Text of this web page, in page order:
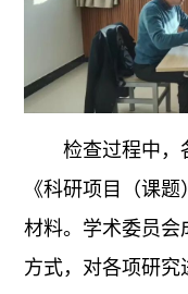
检查过程中，
《科研项目（课
材料。学术委员会
方式，对各项研